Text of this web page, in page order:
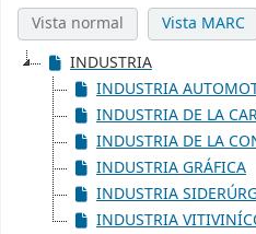
Vista normal
Vista MARC
INDUSTRIA
INDUSTRIA
INDUSTRIA DE LA
INDUSTRIA DE LA
INDUSTRIA GRÁFICA
INDUSTRIA
INDUSTRIA